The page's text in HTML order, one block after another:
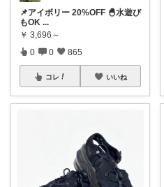
📌アイボリー 20%OFF 🐣水遊び
もOK ...
￥ 3,696～
0 0 865
コレ いいね